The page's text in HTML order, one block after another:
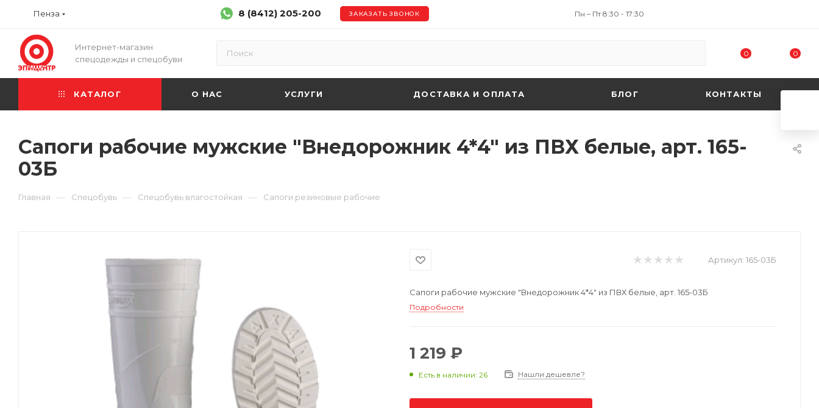
Пенза 8 (8412) 205-200 ЗАКАЗАТЬ ЗВОНОК Пн – Пт 8:30 - 17:30
Интернет-магазин
спецодежды и спецобуви
0 0
КАТАЛОГ О НАС УСЛУГИ ДОСТАВКА И ОПЛАТА БЛОГ КОНТАКТЫ
Сапоги рабочие мужские "Внедорожник 4*4" из ПВХ белые, арт. 165-
03Б
Главная — Спецобувь — Спецобувь влагостойкая — Сапоги резиновые рабочие
Артикул: 165-03Б
Сапоги рабочие мужские "Внедорожник 4*4" из ПВХ белые, арт. 165-03Б
Подробности
1 219 ₽
Есть в наличии: 26 Нашли дешевле?